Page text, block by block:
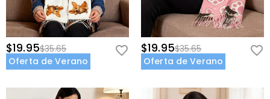
$19.95$35.65
Oferta de Verano
$19.95$35.65
Oferta de Verano